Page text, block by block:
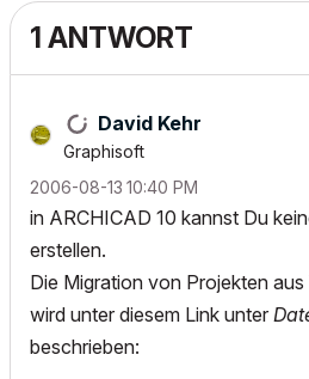
1 ANTWORT
David Kehr
Graphisoft
‎2006-08-13 10:40 PM
in ARCHICAD 10 kannst Du
erstellen.
Die Migration von Projekten
wird unter diesem Link unter
beschrieben: